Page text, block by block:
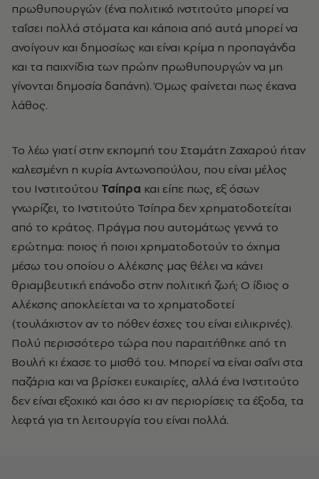
πρωθυπουργών (ένα πολιτικό ινστιτούτο μπορεί να
ταΐσει πολλά στόματα και κάποια από αυτά μπορεί να
ανοίγουν και δημοσίως και είναι κρίμα η προπαγάνδα
και τα παιχνίδια των πρώην πρωθυπουργών να μη
γίνονται δημοσία δαπάνη). Όμως φαίνεται πως έκανα
λάθος.
Το λέω γιατί στην εκπομπή του Σταμάτη Ζαχαρού ήταν
καλεσμένη η κυρία Αντωνοπούλου, που είναι μέλος
του Ινστιτούτου Τσίπρα και είπε πως, εξ όσων
γνωρίζει, το Ινστιτούτο Τσίπρα δεν χρηματοδοτείται
από το κράτος. Πράγμα που αυτομάτως γεννά το
ερώτημα: ποιος ή ποιοι χρηματοδοτούν το όχημα
μέσω του οποίου ο Αλέκσης μας θέλει να κάνει
θριαμβευτική επάνοδο στην πολιτική ζωή; Ο ίδιος ο
Αλέκσης αποκλείεται να το χρηματοδοτεί
(τουλάχιστον αν το πόθεν έσχες του είναι ειλικρινές).
Πολύ περισσότερο τώρα που παραιτήθηκε από τη
Βουλή κι έχασε το μισθό του. Μπορεί να είναι σαΐνι στα
παζάρια και να βρίσκει ευκαιρίες, αλλά ένα Ινστιτούτο
δεν είναι εξοχικό και όσο κι αν περιορίσεις τα έξοδα, τα
λεφτά για τη λειτουργία του είναι πολλά.